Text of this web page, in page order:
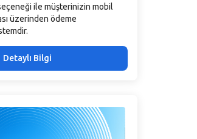
ile müşterinizin mobil
üzerinden ödeme
Detaylı Bilgi